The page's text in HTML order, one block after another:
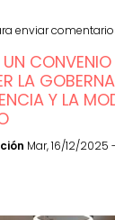
enviar
LA
Y LA
Mar, 16/12/2025